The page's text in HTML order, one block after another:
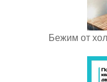
Бежим от